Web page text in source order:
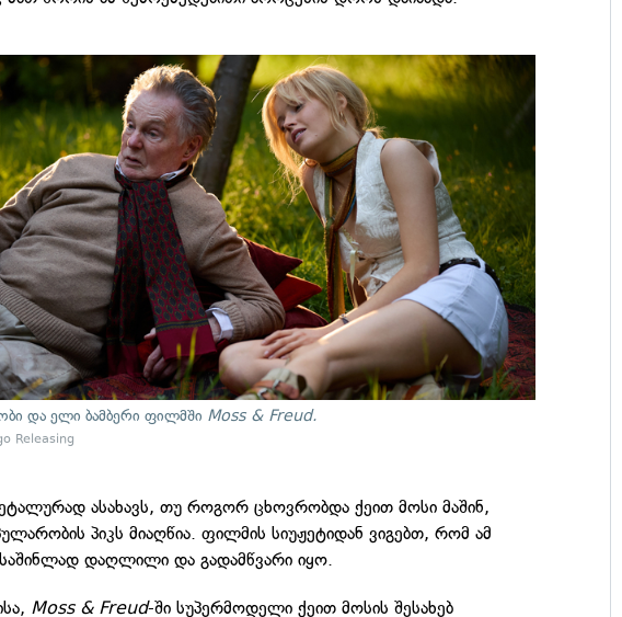
და ელი ბამბერი ფილმში Moss & Freud.
Releasing
ასახავს, თუ როგორ ცხოვრობდა ქეით მოსი მაშინ,
პიკს მიაღწია. ფილმის სიუჟეტიდან ვიგებთ, რომ ამ
დაღლილი და გადამწვარი იყო.
Moss & Freud-ში სუპერმოდელი ქეით მოსის შესახებ